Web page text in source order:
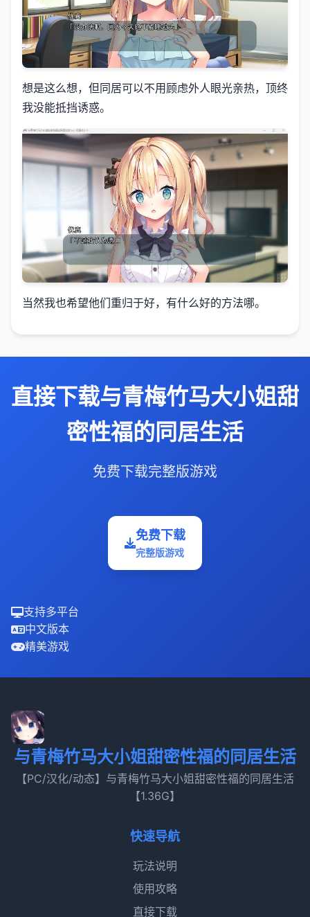
想是这么想，但同居可以不用顾虑外人眼光亲热，顶终
我没能抵挡诱惑。
当然我也希望他们重归于好，有什么好的方法哪。
直接下载与青梅竹马大小姐甜
密性福的同居生活
免费下载完整版游戏
免费下载
完整版游戏
支持多平台
中文版本
精美游戏
与青梅竹马大小姐甜密性福的同居生活
【PC/汉化/动态】与青梅竹马大小姐甜密性福的同居生活
【1.36G】
快速导航
玩法说明
使用攻略
直接下载